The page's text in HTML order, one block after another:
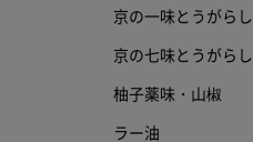
京の七
京の一味とうがらし
京の七味とうがらし
柚子薬味・山椒
ラー油